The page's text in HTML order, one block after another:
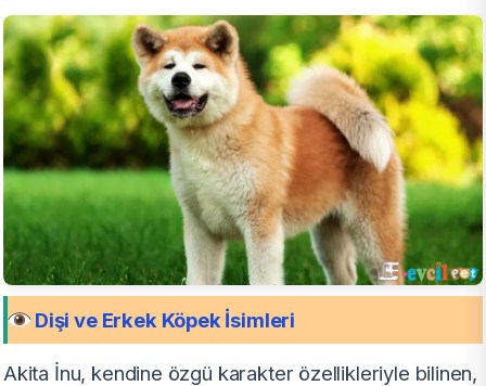
Dişi ve Erkek Köpek İsimleri
Akita İnu, kendine özgü karakter özellikleriyle bilinen,